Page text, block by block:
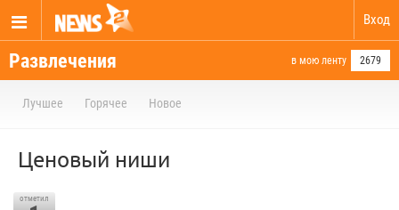
Вход
Развлечения в мою ленту 2679
Лучшее Горячее Новое
Ценовый ниши
отметил